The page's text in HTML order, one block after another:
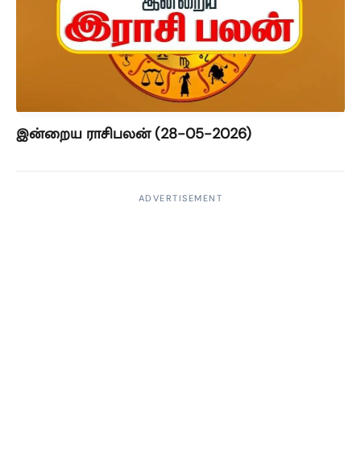
இன்றைய ராசிபலன் (28-05-2026)
ADVERTISEMENT